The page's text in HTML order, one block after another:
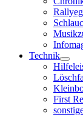
Technik
First